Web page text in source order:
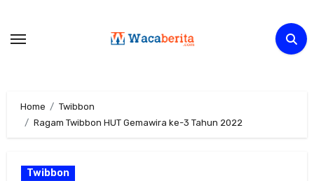
content
Home
Twibbon
Ragam Twibbon HUT Gemawira ke-3 Tahun 2022
Twibbon